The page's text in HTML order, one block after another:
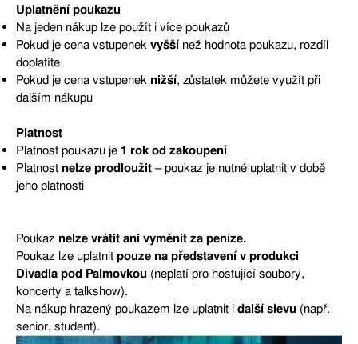
Uplatnění poukazu
Na jeden nákup lze použít i více poukazů
Pokud je cena vstupenek vyšší než hodnota poukazu, rozdíl
doplatíte
Pokud je cena vstupenek nižší, zůstatek můžete využít při
dalším nákupu
Platnost
Platnost poukazu je 1 rok od zakoupení
Platnost nelze prodloužit – poukaz je nutné uplatnit v době
jeho platnosti
Poukaz nelze vrátit ani vyměnit za peníze.
Poukaz lze uplatnit pouze na představení v produkci
Divadla pod Palmovkou (neplatí pro hostující soubory,
koncerty a talkshow).
Na nákup hrazený poukazem lze uplatnit i další slevu (např.
senior, student).